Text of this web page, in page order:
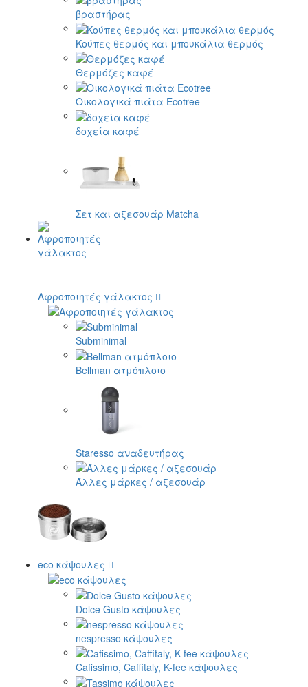
βραστήρας
Κούπες θερμός και μπουκάλια θερμός
Θερμόζες καφέ
Οικολογικά πιάτα Ecotree
δοχεία καφέ
Σετ και αξεσουάρ Matcha
Αφροποιητές γάλακτος
Subminimal
Bellman ατμόπλοιο
Staresso αναδευτήρας
Άλλες μάρκες / αξεσουάρ
eco κάψουλες
Dolce Gusto κάψουλες
nespresso κάψουλες
Cafissimo, Caffitaly, K-fee κάψουλες